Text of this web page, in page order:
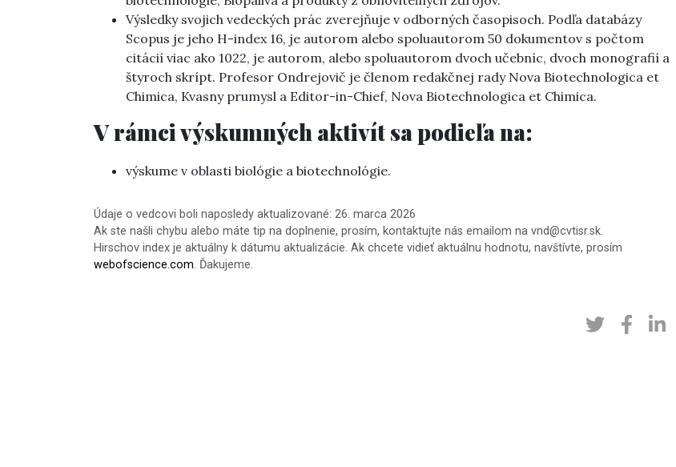
Výsledky svojich vedeckých prác zverejňuje v odborných časopisoch. Podľa databázy
Scopus je jeho H-index 16, je autorom alebo spoluautorom 50 dokumentov s počtom
citácií viac ako 1022, je autorom, alebo spoluautorom dvoch učebníc, dvoch monografií a
štyroch skrípt. Profesor Ondrejovič je členom redakčnej rady Nova Biotechnologica et
Chimica, Kvasny prumysl a Editor-in-Chief, Nova Biotechnologica et Chimica.
V rámci výskumných aktivít sa podieľa na:
výskume v oblasti biológie a biotechnológie.
Údaje o vedcovi boli naposledy aktualizované: 26. marca 2026
Ak ste našli chybu alebo máte tip na doplnenie, prosím, kontaktujte nás emailom na vnd@cvtisr.sk.
Hirschov index je aktuálny k dátumu aktualizácie. Ak chcete vidieť aktuálnu hodnotu, navštívte, prosím
webofscience.com. Ďakujeme.